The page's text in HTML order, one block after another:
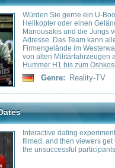
kein Backtalent besitzen,
um 10 000 US-Dollar
es trotz zweier linker
zu zaubern?
IMDb: 7.5 / 10